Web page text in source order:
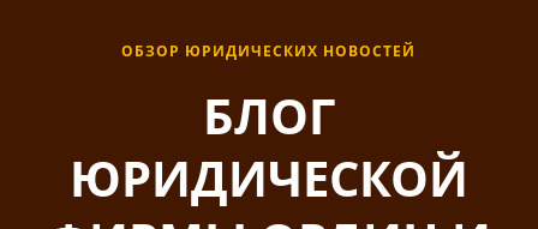
ОБЗОР ЮРИДИЧЕСКИХ НОВОСТЕЙ
БЛОГ
ЮРИДИЧЕСКОЙ